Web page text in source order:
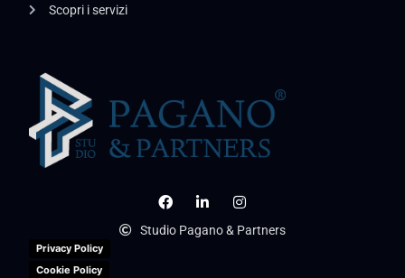
Studio Pagano & Partners
Privacy Policy
Cookie Policy
Scopri i servizi